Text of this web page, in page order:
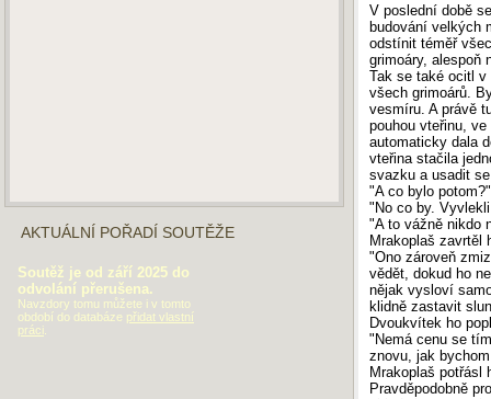
V poslední době
budování velkých
odstínit téměř
grimoáry, alespoň
Tak se také ocitl
všech grimoárů.
vesmíru. A právě
pouhou vteřinu,
automaticky dala
vteřina stačila
svazku a usadit
"A co bylo
"No co by.
"A to vážně nikdo
Mrakoplaš zavrtěl
"Ono zároveň
vědět, dokud ho
nějak vysloví
klidně zastavit
Dvoukvítek ho
"Nemá cenu se
znovu, jak
Mrakoplaš potřásl
Pravděpodobně
AKTUÁLNÍ POŘADÍ SOUTĚŽE
Soutěž je od září 2025 do
odvolání přerušena.
Navzdory tomu můžete i v tomto
období do databáze přidat vlastní
práci.